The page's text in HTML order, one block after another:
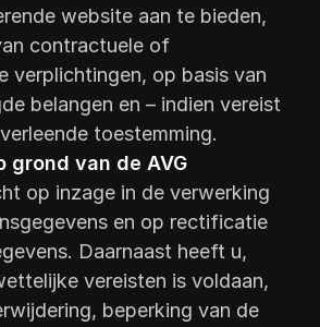
website aan te bieden,
contractuele of
verplichtingen, op basis van
belangen en – indien vereist
toestemming.
grond van de AVG
op inzage in de verwerking
en op rectificatie
Daarnaast heeft u,
vereisten is voldaan,
beperking van de